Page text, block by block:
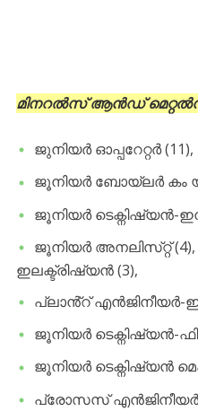
മിനറൽസ് ആൻഡ്
ജുനിയർ ഓപ്പറേറ്റർ (11),
ജൂനിയർ ബോയ്‌ലർ കം
ജൂനിയർ ടെക്ന‌ിഷ്യൻ-
ജൂനിയർ അനലിസ്‌റ്റ്
ഇലക്ട്രിഷ്യൻ (3),
പ്ലാൻ്റ് എൻജിനീയർ-
ജൂനിയർ ടെക്നിഷ്യൻ-
ജൂനിയർ ടെക്ന‌ിഷ്യൻ
പ്രോസസ് എൻജിനീയർ